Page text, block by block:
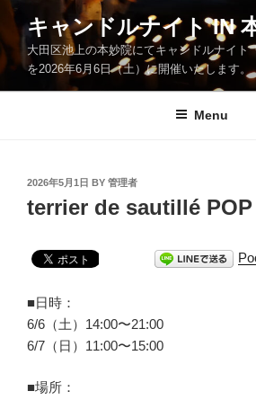
Skip
content
キャンドルナイト IN
大田区池上の本妙院にてキャンドルナイト
を2026年6月6日（土）に開催いたします。
Menu
POSTED
2026年5月1日 BY 管理者
terrier de sautillé POP
■日時：
6/6（土）14:00〜21:00
6/7（日）11:00〜15:00
■場所：